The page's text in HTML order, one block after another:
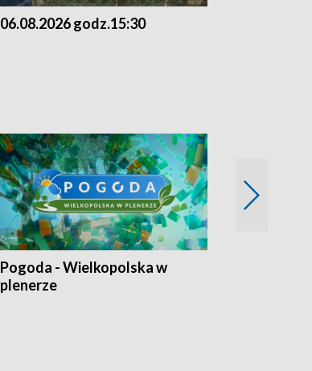
06.08.2026 godz.15:30
Pogoda - Wielkopolska w
plenerze